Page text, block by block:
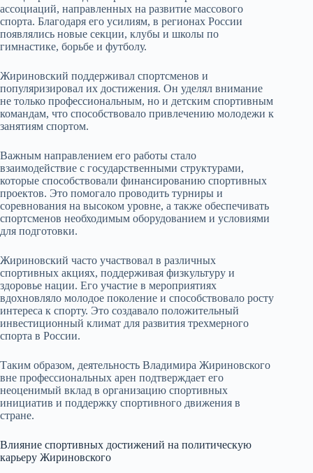
ассоциаций, направленных на развитие массового
спорта. Благодаря его усилиям, в регионах России
появлялись новые секции, клубы и школы по
гимнастике, борьбе и футболу.
Жириновский поддерживал спортсменов и
популяризировал их достижения. Он уделял внимание
не только профессиональным, но и детским спортивным
командам, что способствовало привлечению молодежи к
занятиям спортом.
Важным направлением его работы стало
взаимодействие с государственными структурами,
которые способствовали финансированию спортивных
проектов. Это помогало проводить турниры и
соревнования на высоком уровне, а также обеспечивать
спортсменов необходимым оборудованием и условиями
для подготовки.
Жириновский часто участвовал в различных
спортивных акциях, поддерживая физкультуру и
здоровье нации. Его участие в мероприятиях
вдохновляло молодое поколение и способствовало росту
интереса к спорту. Это создавало положительный
инвестиционный климат для развития трехмерного
спорта в России.
Таким образом, деятельность Владимира Жириновского
вне профессиональных арен подтверждает его
неоценимый вклад в организацию спортивных
инициатив и поддержку спортивного движения в
стране.
Влияние спортивных достижений на политическую
карьеру Жириновского